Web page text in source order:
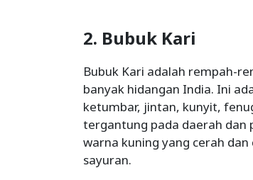
2. Bubuk Kari
Bubuk Kari adalah rempah-
banyak hidangan India. Ini
ketumbar, jintan, kunyit,
tergantung pada daerah dan
warna kuning yang cerah
sayuran.